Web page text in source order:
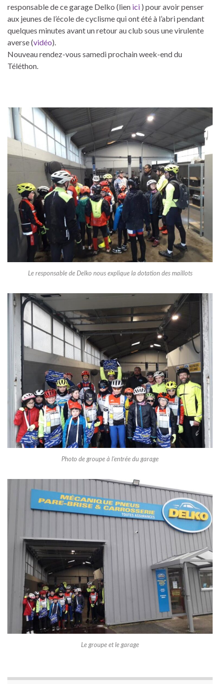
responsable de ce garage Delko (lien ici ) pour avoir penser
aux jeunes de l’école de cyclisme qui ont été à l’abri pendant
quelques minutes avant un retour au club sous une virulente
averse (vidéo).
Nouveau rendez-vous samedi prochain week-end du
Téléthon.
Le responsable de Delko nous explique la dotation des maillots
Photo de groupe à l’entrée du garage
Le groupe et le garage